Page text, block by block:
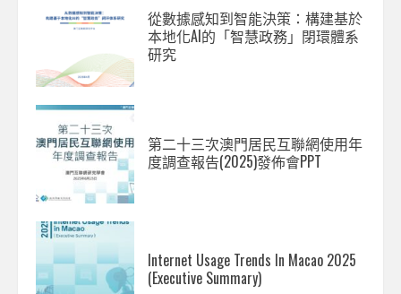
從數據感知到智能決策：構建基於
本地化AI的「智慧政務」閉環體系
研究
第二十三次澳門居民互聯網使用年
度調查報告(2025)發佈會PPT
Internet Usage Trends In Macao 2025
(Executive Summary)